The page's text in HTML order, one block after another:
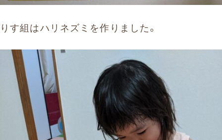
りす組はハリネズミを作りました。